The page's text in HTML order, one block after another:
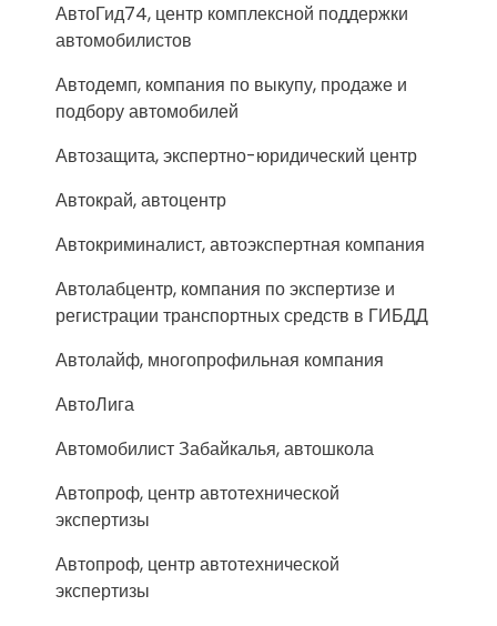
АвтоГид74, центр комплексной поддержки
автомобилистов
Автодемп, компания по выкупу, продаже и
подбору автомобилей
Автозащита, экспертно-юридический центр
Автокрай, автоцентр
Автокриминалист, автоэкспертная компания
Автолабцентр, компания по экспертизе и
регистрации транспортных средств в ГИБДД
Автолайф, многопрофильная компания
АвтоЛига
Автомобилист Забайкалья, автошкола
Автопроф, центр автотехнической
экспертизы
Автопроф, центр автотехнической
экспертизы